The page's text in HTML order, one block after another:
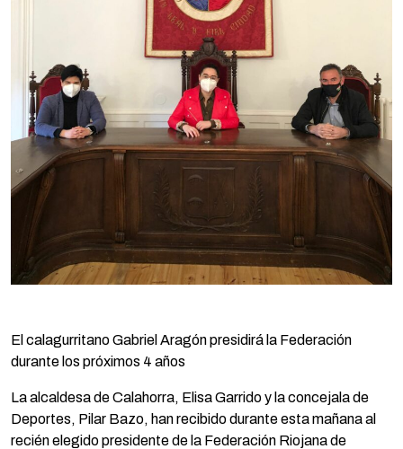
El calagurritano Gabriel Aragón presidirá la Federación
durante los próximos 4 años
La alcaldesa de Calahorra, Elisa Garrido y la concejala de
Deportes, Pilar Bazo, han recibido durante esta mañana al
recién elegido presidente de la Federación Riojana de